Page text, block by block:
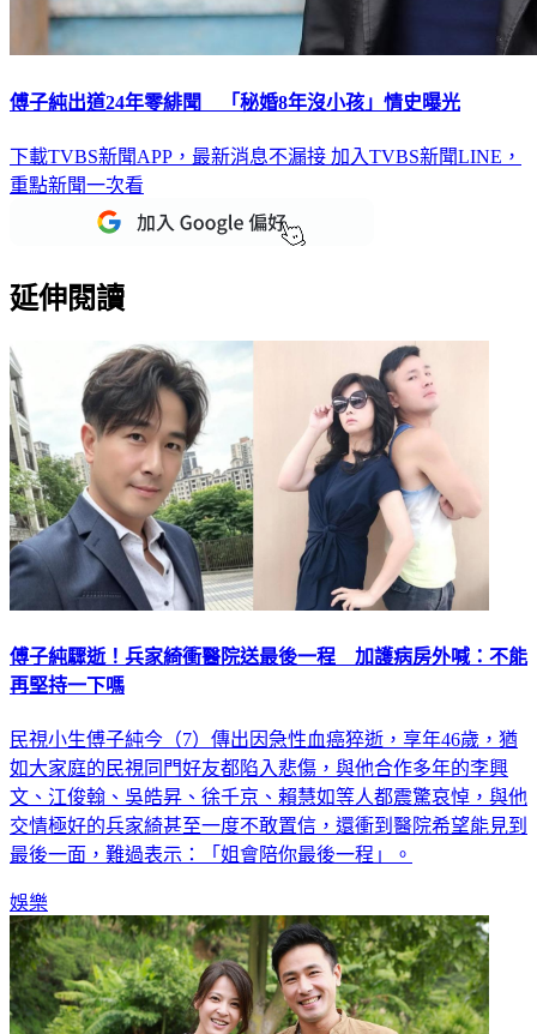
傅子純出道24年零緋聞 「秘婚8年沒小孩」情史曝光
下載TVBS新聞APP，最新消息不漏接 加入TVBS新聞LINE，
重點新聞一次看
延伸閱讀
傅子純驟逝！兵家綺衝醫院送最後一程 加護病房外喊：不能
再堅持一下嗎
民視小生傅子純今（7）傳出因急性血癌猝逝，享年46歲，猶
如大家庭的民視同門好友都陷入悲傷，與他合作多年的李興
文、江俊翰、吳皓昇、徐千京、賴慧如等人都震驚哀悼，與他
交情極好的兵家綺甚至一度不敢置信，還衝到醫院希望能見到
最後一面，難過表示：「姐會陪你最後一程」。
娛樂